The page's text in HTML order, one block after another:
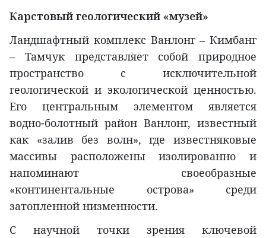
Карстовый геологический «музей»
Ландшафтный комплекс Ванлонг – Кимбанг
– Тамчук представляет собой природное
пространство с исключительной
геологической и экологической ценностью.
Его центральным элементом является
водно-болотный район Ванлонг, известный
как «залив без волн», где известняковые
массивы расположены изолированно и
напоминают своеобразные
«континентальные острова» среди
затопленной низменности.
С научной точки зрения ключевой